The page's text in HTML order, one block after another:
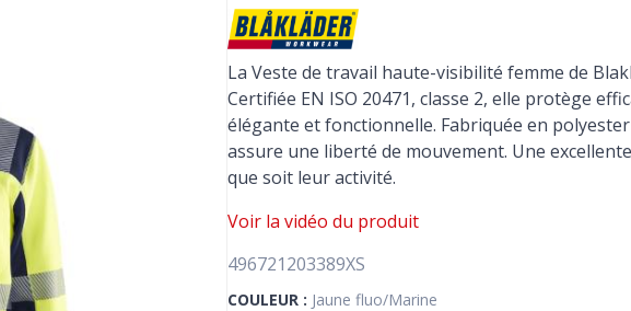
La Veste de travail haute-visibilité femme de
Certifiée EN ISO 20471, classe 2, elle protège
élégante et fonctionnelle. Fabriquée en
assure une liberté de mouvement. Une
que soit leur activité.
Voir la vidéo du produit
496721203389XS
COULEUR : Jaune fluo/Marine